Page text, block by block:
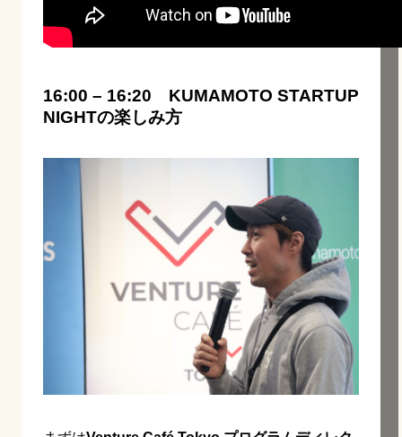
16:00 – 16:20 KUMAMOTO STARTUP
NIGHTの楽しみ方